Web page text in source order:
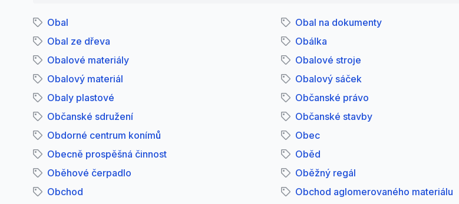
Obal Obal na dokumenty
Obal ze dřeva
Obálka
Obalové materiály
Obalové stroje
Obalový materiál
Obalový sáček
Obaly plastové
Občanské právo
Občanské sdružení
Občanské stavby
Obdorné centrum konímů
Obec
Obecně prospěšná činnost
Oběd
Oběhové čerpadlo
Oběžný regál
Obchod
Obchod aglomerovaného materiálu